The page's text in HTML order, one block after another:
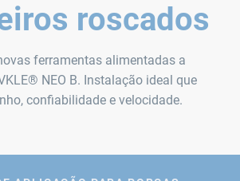
roscados
ferramentas alimentadas a
NEO B. Instalação ideal que
confiabilidade e velocidade.